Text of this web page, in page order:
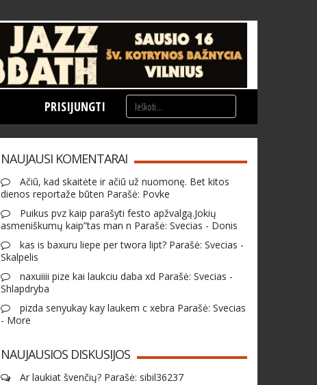
PRISIJUNGTI
NAUJAUSI KOMENTARAI
Ačiū, kad skaitėte ir ačiū už nuomonę. Bet kitos
dienos reportaže būten Parašė: Povke
Puikus pvz kaip parašyti festo apžvalgą.Jokių
asmeniškumų kaip”tas man n Parašė: Svecias - Donis
kas is baxuru liepe per twora lipt? Parašė: Svecias -
Skalpelis
naxuiiii pize kai laukciu daba xd Parašė: Svecias -
Shlapdryba
pizda senyukay kay laukem c xebra Parašė: Svecias
- More
NAUJAUSIOS DISKUSIJOS
Ar laukiat švenčių? Parašė: sibil36237